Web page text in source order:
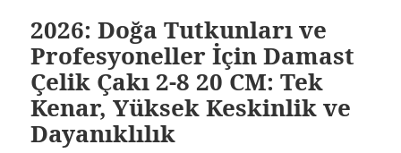
2026: Doğa Tutkunları ve
Profesyoneller İçin Damast
Çelik Çakı 2-8 20 CM: Tek
Kenar, Yüksek Keskinlik ve
Dayanıklılık